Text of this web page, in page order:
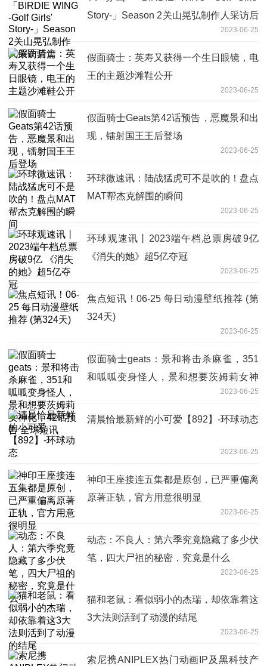
Story-」Season 2关山晃弘制作人采访后
2023-06-25
假面骑士：英寿又获得一个生日眼镜，电
王的主题沙滩鞋公开
2023-06-25
假面骑士Geats第42话预告，恶魔景和出
现，镭射国王王后登场
2023-06-25
环球微速讯：陆战猛虎可不是吹的！盘点
MAT帮杰克解围的瞬间
2023-06-25
环球观速讯丨2023端午档总票房破9亿
《消失的她》超5亿夺冠
2023-06-25
焦点短讯！06-25 每日动漫壁纸推荐 (第
324天)
2023-06-25
假面骑士geats：景和将击杀麻雀，351
和呱呱变身怪人，景和想要茨姆莉女神
2023-06-25
清晨恰最新鲜的小可爱【892】-环球动态
2023-06-25
神印王座接连五集都是原创，已严重偏离
原著正轨，官方用意很明显
2023-06-25
动态：不良人：第六季究竟隐藏了多少伏
笔，四大尸祖的秘密，究竟是什么
2023-06-25
猫和老鼠：看似弱小的杰瑞，却依靠着这
3大法则活到了动漫的结尾
2023-06-25
索尼携ANIPLEX热门动画IP及黑科技产